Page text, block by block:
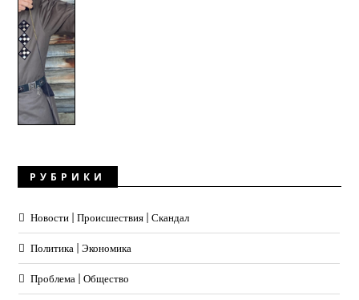
РУБРИКИ
Новости | Происшествия | Скандал
Политика | Экономика
Проблема | Общество